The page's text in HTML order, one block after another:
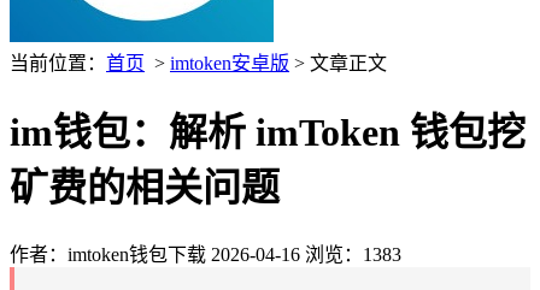
当前位置： 首页 > imtoken安卓版 > 文章正文
im钱包：解析 imToken 钱包挖
矿费的相关问题
作者：imtoken钱包下载 2026-04-16 浏览：1383